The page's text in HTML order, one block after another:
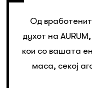
Од
духот на
кои со вашата
маса, секој